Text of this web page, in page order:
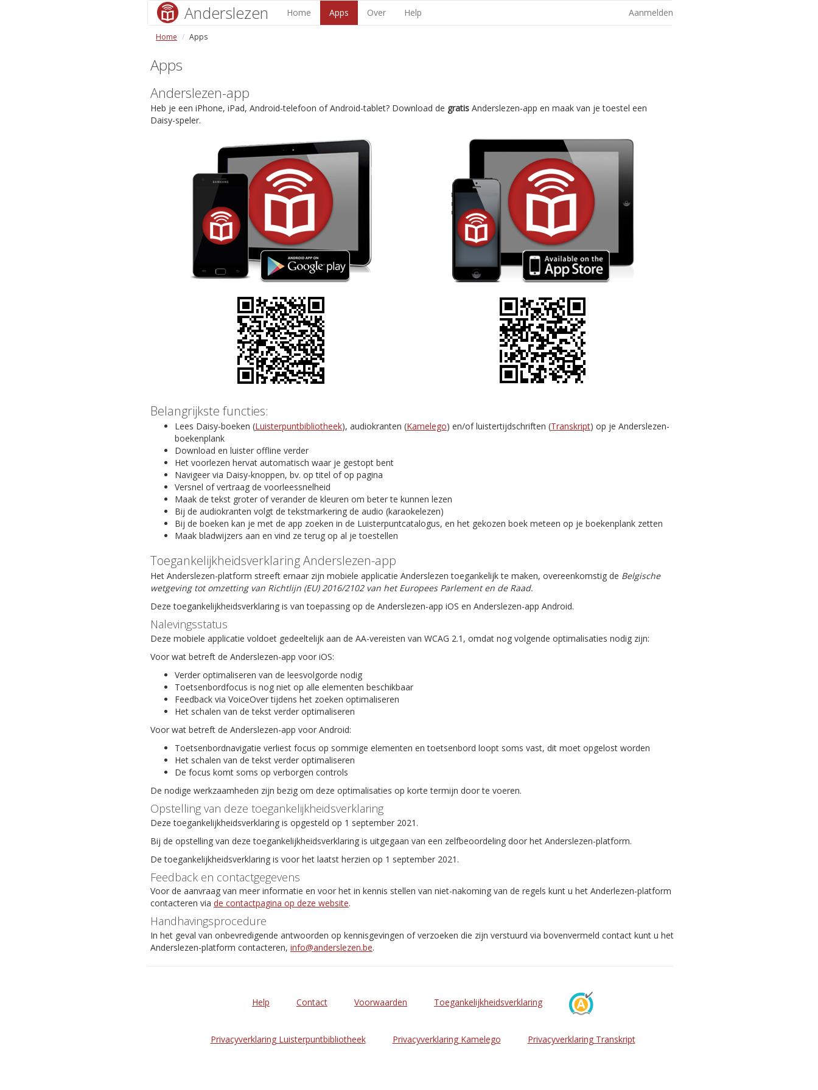
Anderslezen Home Apps Over Help Aanmelden
Home Apps
Apps
Anderslezen-app
Heb je een iPhone, iPad, Android-telefoon of Android-tablet? Download de gratis Anderslezen-app en maak van je toestel een
Daisy-speler.
Belangrijkste functies:
Lees Daisy-boeken (Luisterpuntbibliotheek), audiokranten (Kamelego) en/of luistertijdschriften (Transkript) op je Anderslezen-
boekenplank
Download en luister offline verder
Het voorlezen hervat automatisch waar je gestopt bent
Navigeer via Daisy-knoppen, bv. op titel of op pagina
Versnel of vertraag de voorleessnelheid
Maak de tekst groter of verander de kleuren om beter te kunnen lezen
Bij de audiokranten volgt de tekstmarkering de audio (karaokelezen)
Bij de boeken kan je met de app zoeken in de Luisterpuntcatalogus, en het gekozen boek meteen op je boekenplank zetten
Maak bladwijzers aan en vind ze terug op al je toestellen
Toegankelijkheidsverklaring Anderslezen-app
Het Anderslezen-platform streeft ernaar zijn mobiele applicatie Anderslezen toegankelijk te maken, overeenkomstig de Belgische
wetgeving tot omzetting van Richtlijn (EU) 2016/2102 van het Europees Parlement en de Raad.
Deze toegankelijkheidsverklaring is van toepassing op de Anderslezen-app iOS en Anderslezen-app Android.
Nalevingsstatus
Deze mobiele applicatie voldoet gedeeltelijk aan de AA-vereisten van WCAG 2.1, omdat nog volgende optimalisaties nodig zijn:
Voor wat betreft de Anderslezen-app voor iOS:
Verder optimaliseren van de leesvolgorde nodig
Toetsenbordfocus is nog niet op alle elementen beschikbaar
Feedback via VoiceOver tijdens het zoeken optimaliseren
Het schalen van de tekst verder optimaliseren
Voor wat betreft de Anderslezen-app voor Android:
Toetsenbordnavigatie verliest focus op sommige elementen en toetsenbord loopt soms vast, dit moet opgelost worden
Het schalen van de tekst verder optimaliseren
De focus komt soms op verborgen controls
De nodige werkzaamheden zijn bezig om deze optimalisaties op korte termijn door te voeren.
Opstelling van deze toegankelijkheidsverklaring
Deze toegankelijkheidsverklaring is opgesteld op 1 september 2021.
Bij de opstelling van deze toegankelijkheidsverklaring is uitgegaan van een zelfbeoordeling door het Anderslezen-platform.
De toegankelijkheidsverklaring is voor het laatst herzien op 1 september 2021.
Feedback en contactgegevens
Voor de aanvraag van meer informatie en voor het in kennis stellen van niet-nakoming van de regels kunt u het Anderlezen-platform
contacteren via de contactpagina op deze website.
Handhavingsprocedure
In het geval van onbevredigende antwoorden op kennisgevingen of verzoeken die zijn verstuurd via bovenvermeld contact kunt u het
Anderslezen-platform contacteren, info@anderslezen.be.
Help Contact Voorwaarden Toegankelijkheidsverklaring
Privacyverklaring Luisterpuntbibliotheek Privacyverklaring Kamelego Privacyverklaring Transkript